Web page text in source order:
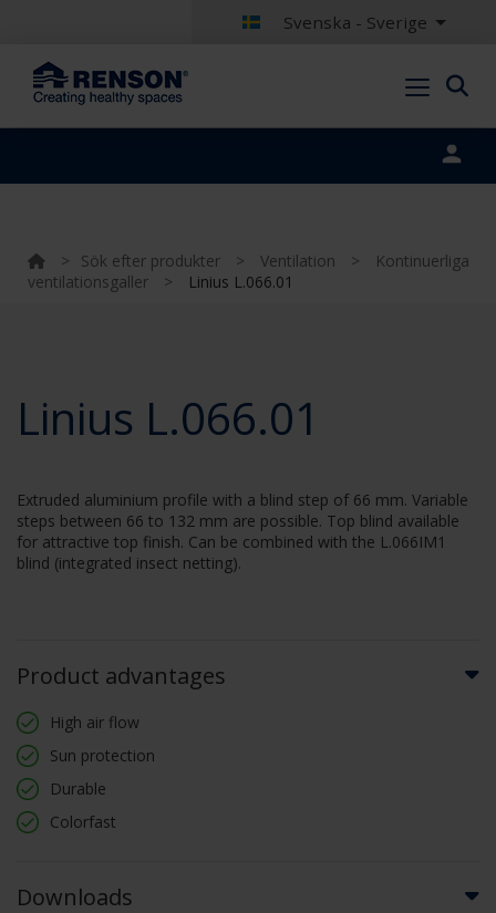
Svenska - Sverige
> Sök efter produkter > Ventilation >
Kontinuerliga
ventilationsgaller
> Linius L.066.01
Linius L.066.01
Extruded aluminium profile with a blind step of 66 mm. Variable
steps between 66 to 132 mm are possible. Top blind available
for attractive top finish. Can be combined with the L.066IM1
blind (integrated insect netting).
Product advantages
High air flow
Sun protection
Durable
Colorfast
Downloads